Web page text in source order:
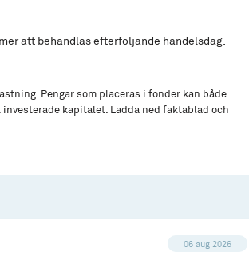
att behandlas efterföljande handelsdag.
Pengar som placeras i fonder kan både
kapitalet. Ladda ned faktablad och
06 aug 2026